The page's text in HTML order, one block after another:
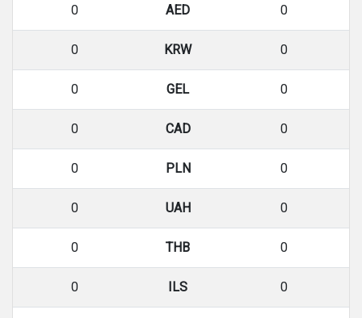
0 AED 0
0 KRW 0
0 GEL 0
0 CAD 0
0 PLN 0
0 UAH 0
0 THB 0
0 ILS 0